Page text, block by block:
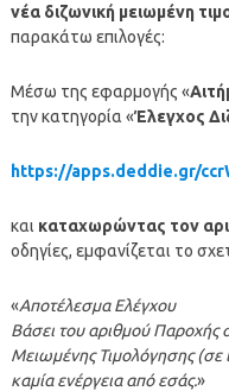
νέα διζωνική μειωμένη
παρακάτω επιλογές:
Μέσω της εφαρμογής «
την κατηγορία «Έλεγχος
https://apps.deddie.gr/
και καταχωρώντας τον
οδηγίες, εμφανίζεται το
«Αποτέλεσμα Ελέγχου
Βάσει του αριθμού Παροχής
Μειωμένης Τιμολόγησης (σε
καμία ενέργεια από εσάς.»